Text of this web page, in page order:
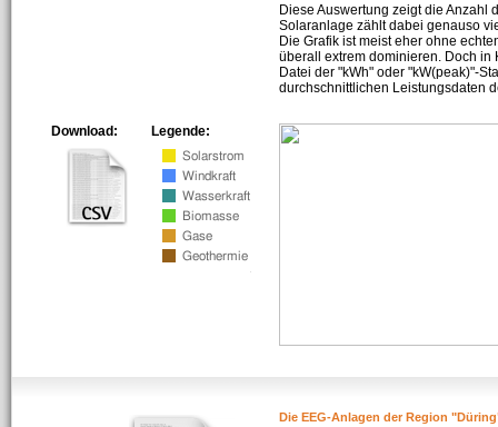
Diese Auswertung zeigt die Anzahl
Solaranlage zählt dabei genauso
Die Grafik ist meist eher ohne
überall extrem dominieren. Doch in
Datei der "kWh" oder "kW(peak)"-
durchschnittlichen Leistungsdaten
Legende:
Download:
Die EEG-Anlagen der Region